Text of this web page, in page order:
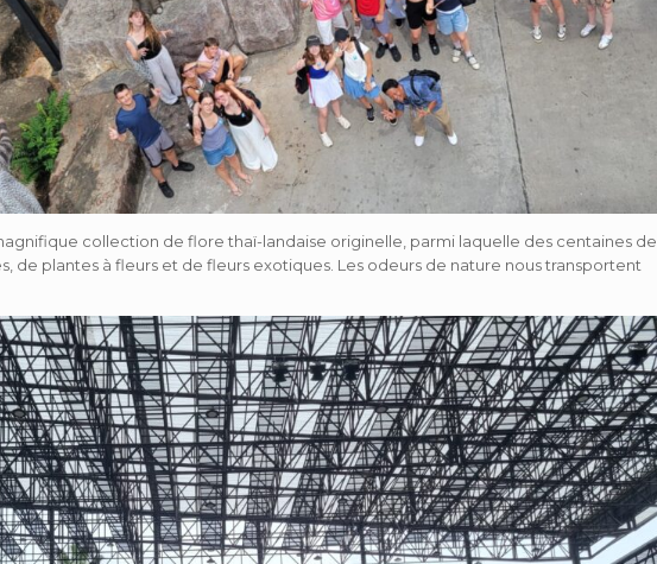
collection de flore thaï-landaise originelle, parmi laquelle des centaines de
de plantes à fleurs et de fleurs exotiques. Les odeurs de nature nous transportent